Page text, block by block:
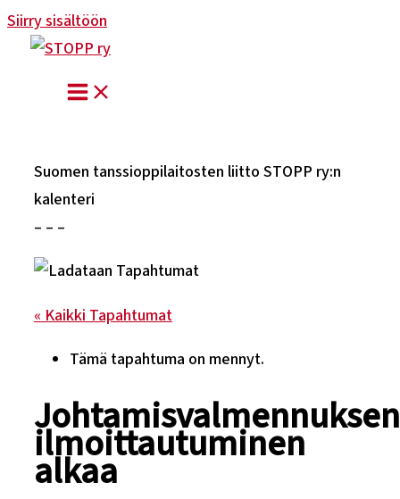
Siirry sisältöön
Suomen tanssioppilaitosten liitto STOPP ry:n
kalenteri
– – –
« Kaikki Tapahtumat
Tämä tapahtuma on mennyt.
Johtamisvalmennuksen
ilmoittautuminen
alkaa